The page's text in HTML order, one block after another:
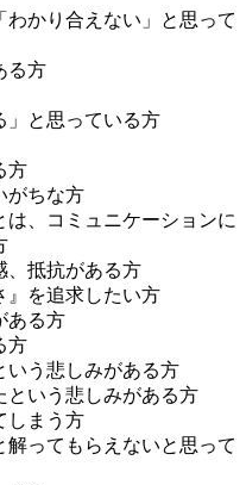
わかり合えない」と思って
る方
」と思っている方
方
がちな方
は、コミュニケーションに
、抵抗がある方
』を追求したい方
ある方
方
いう悲しみがある方
という悲しみがある方
しまう方
解ってもらえないと思って